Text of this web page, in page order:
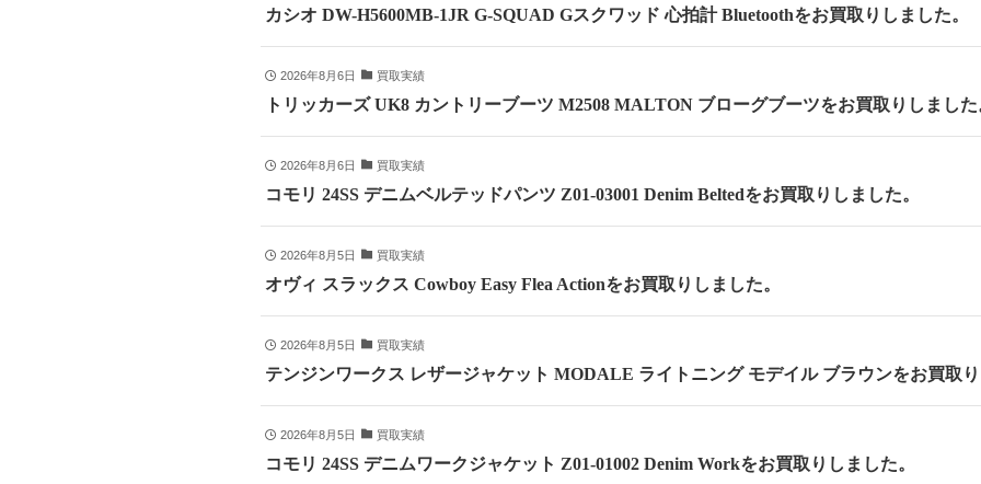
カシオ DW-H5600MB-1JR G-SQUAD Gスクワッド 心拍計 Bluetoothをお買取りしました。
2026年8月6日 買取実績
トリッカーズ UK8 カントリーブーツ M2508 MALTON ブローグブーツをお買取りしました
2026年8月6日 買取実績
コモリ 24SS デニムベルテッドパンツ Z01-03001 Denim Beltedをお買取りしました。
2026年8月5日 買取実績
オヴィ スラックス Cowboy Easy Flea Actionをお買取りしました。
2026年8月5日 買取実績
テンジンワークス レザージャケット MODALE ライトニング モデイル ブラウンをお買取り
2026年8月5日 買取実績
コモリ 24SS デニムワークジャケット Z01-01002 Denim Workをお買取りしました。